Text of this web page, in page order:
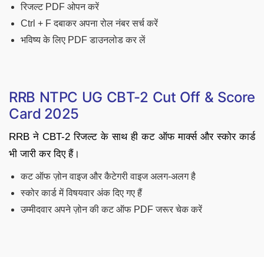
रिजल्ट PDF ओपन करें
Ctrl + F दबाकर अपना रोल नंबर सर्च करें
भविष्य के लिए PDF डाउनलोड कर लें
RRB NTPC UG CBT-2 Cut Off & Score
Card 2025
RRB ने CBT-2 रिजल्ट के साथ ही कट ऑफ मार्क्स और स्कोर कार्ड
भी जारी कर दिए हैं।
कट ऑफ ज़ोन वाइज और कैटेगरी वाइज अलग-अलग है
स्कोर कार्ड में विषयवार अंक दिए गए हैं
उम्मीदवार अपने ज़ोन की कट ऑफ PDF जरूर चेक करें